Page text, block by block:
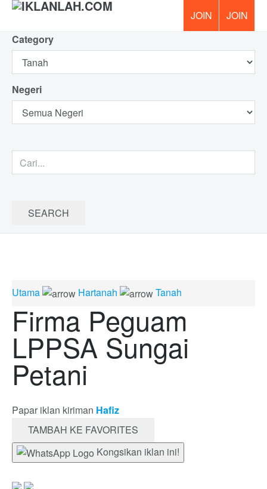
Category
Negeri
Utama Hartanah Tanah
Firma Peguam
LPPSA Sungai
Petani
Papar iklan kiriman Hafiz
TAMBAH KE FAVORITES
Kongsikan iklan ini!